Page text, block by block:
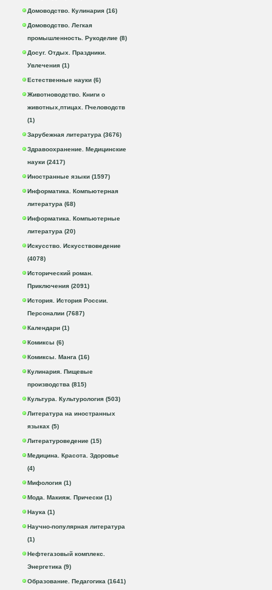
Домоводство. Кулинария (16)
Домоводство. Легкая
промышленность. Рукоделие (8)
Досуг. Отдых. Праздники.
Увлечения (1)
Естественные науки (6)
Животноводство. Книги о
животных,птицах. Пчеловодств
(1)
Зарубежная литература (3676)
Здравоохранение. Медицинские
науки (2417)
Иностранные языки (1597)
Информатика. Компьютерная
литература (68)
Информатика. Компьютерные
литература (20)
Искусство. Искусствоведение
(4078)
Исторический роман.
Приключения (2091)
История. История России.
Персоналии (7687)
Календари (1)
Комиксы (6)
Комиксы. Манга (16)
Кулинария. Пищевые
производства (815)
Культура. Культурология (503)
Литература на иностранных
языках (5)
Литературоведение (15)
Медицина. Красота. Здоровье
(4)
Мифология (1)
Мода. Макияж. Прически (1)
Наука (1)
Научно-популярная литература
(1)
Нефтегазовый комплекс.
Энергетика (9)
Образование. Педагогика (1641)